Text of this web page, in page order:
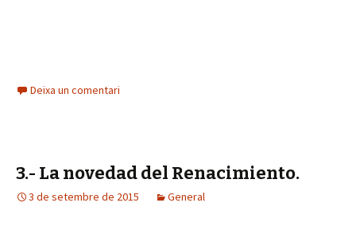
Deixa un comentari
3.- La novedad del Renacimiento.
3 de setembre de 2015 General